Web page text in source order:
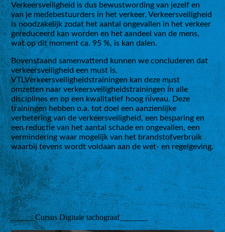
Verkeersveiligheid is dus bewustwording van jezelf en
van je medebestuurders in het verkeer. Verkeersveiligheid
is noodzakelijk zodat het aantal ongevallen in het verkeer
gereduceerd kan worden en het aandeel van de mens,
wat op dit moment ca. 95 %, is kan dalen.
Bovenstaand samenvattend kunnen we concluderen dat
verkeersveiligheid een must is.
VTLVerkeersveiligheidstrainingen kan deze must
omzetten naar verkeersveiligheidstrainingen in alle
disciplines en op een kwalitatief hoog niveau. Deze
trainingen hebben o.a. tot doel een aanzienlijke
verbetering van de verkeersveiligheid, een besparing en
een reductie van het aantal schade en ongevallen, een
vermindering waar mogelijk van het brandstofverbruik
waarbij tevens wordt voldaan aan de wet- en regelgeving.
______Cursus Digitale tachograaf_______